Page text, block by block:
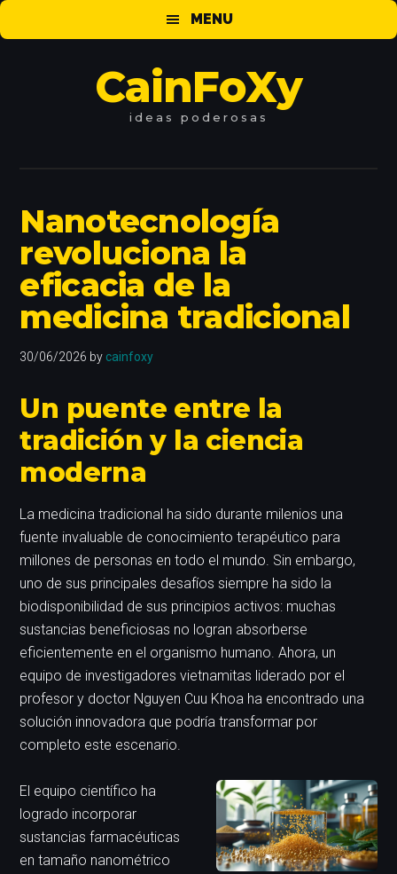
Saltar
al
Saltar
a
Saltar
al
MENU
CainFoXy
Nanotecnología
revoluciona la
eficacia de la
medicina tradicional
30/06/2026 by cainfoxy
Un puente entre la
tradición y la ciencia
moderna
La medicina tradicional ha sido durante milenios una
fuente invaluable de conocimiento terapéutico para
millones de personas en todo el mundo. Sin embargo,
uno de sus principales desafíos siempre ha sido la
biodisponibilidad de sus principios activos: muchas
sustancias beneficiosas no logran absorberse
eficientemente en el organismo humano. Ahora, un
equipo de investigadores vietnamitas liderado por el
profesor y doctor Nguyen Cuu Khoa ha encontrado una
solución innovadora que podría transformar por
completo este escenario.
El equipo científico ha
logrado incorporar
sustancias farmacéuticas
en tamaño nanométrico